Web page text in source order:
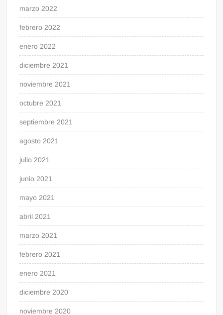
marzo 2022
febrero 2022
enero 2022
diciembre 2021
noviembre 2021
octubre 2021
septiembre 2021
agosto 2021
julio 2021
junio 2021
mayo 2021
abril 2021
marzo 2021
febrero 2021
enero 2021
diciembre 2020
noviembre 2020